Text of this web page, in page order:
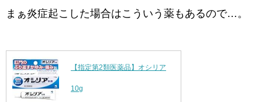
まぁ炎症起こした場合はこういう薬もあるので…。
【指定第2類医薬品】オシリア
10g